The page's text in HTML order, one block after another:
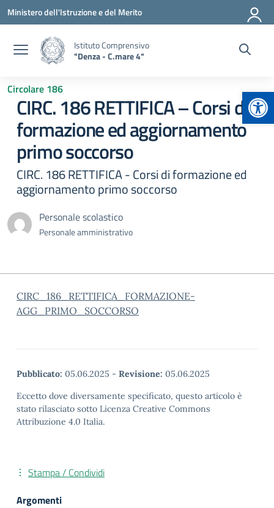
Vai ai contenuti
Vai al menu di navigazione
Vai al footer
Ministero dell'Istruzione e del Merito
Istituto Comprensivo
"Denza - C.mare 4"
Circolare 186
CIRC. 186 RETTIFICA – Corsi di
formazione ed aggiornamento
primo soccorso
CIRC. 186 RETTIFICA - Corsi di formazione ed
aggiornamento primo soccorso
Personale scolastico
Personale amministrativo
CIRC_186_RETTIFICA_FORMAZIONE-
AGG_PRIMO_SOCCORSO
Pubblicato: 05.06.2025 - Revisione: 05.06.2025
Eccetto dove diversamente specificato, questo articolo è
stato rilasciato sotto Licenza Creative Commons
Attribuzione 4.0 Italia.
Stampa / Condividi
Argomenti